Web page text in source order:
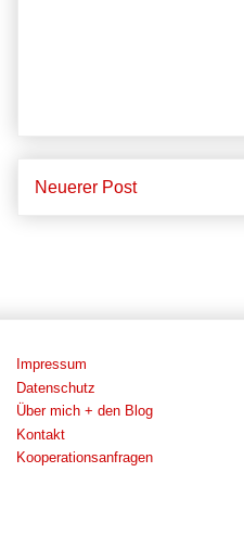
Neuerer Post
Impressum
Datenschutz
Über mich + den Blog
Kontakt
Kooperationsanfragen